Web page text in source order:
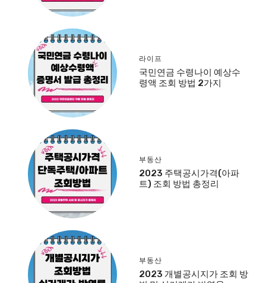
라이프
국민연금 수령나이 예상수
령액 조회 방법 2가지
부동산
2023 주택공시가격(아파
트) 조회 방법 총정리
부동산
2023 개별공시지가 조회 방